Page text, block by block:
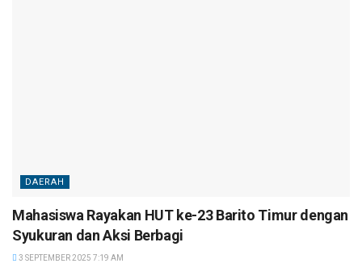
DAERAH
Mahasiswa Rayakan HUT ke-23 Barito Timur dengan
Syukuran dan Aksi Berbagi
3 SEPTEMBER 2025 7:19 AM